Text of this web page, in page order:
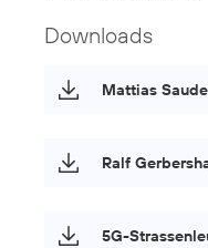
Downloads
Mattias
Ralf